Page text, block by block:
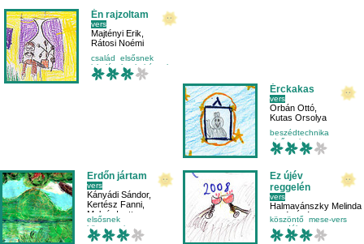
Én rajzoltam
vers
Majtényi Erik
Rátosi Noémi
család
elsősnek
iskolásoknak képzelet
Érckakas
vers
Orbán Ottó
Kutas Orsolya
beszédtechnika
elsősnek mese-vers
olvasás
Erdőn jártam
vers
Kányádi Sándor,
Kertész Fanni
Molnár Ivett
elsősnek
környezetismeret
mese-vers
természet
Ez újév
reggelén
vers
Halmavánszky Melinda
Pintér Ádám
köszöntő mese-vers
mondóka
másodikosnak